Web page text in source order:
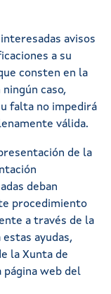
avisos
a su
consten en la
caso,
falta no impedirá
válida.
de la
deban
procedimiento
a través de la
ayudas,
la Xunta de
página web del